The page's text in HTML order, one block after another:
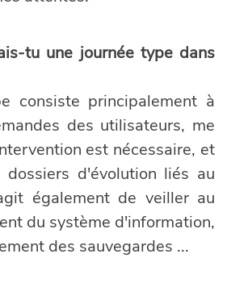
tu une journée type dans
consiste principalement à
des utilisateurs, me
est nécessaire, et
d'évolution liés au
également de veiller au
du système d'information,
des sauvegardes ...